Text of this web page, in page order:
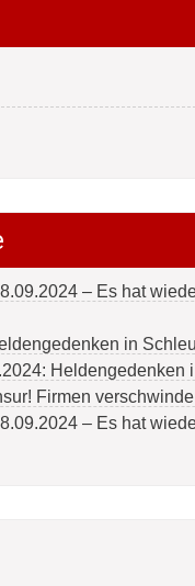
– Es hat
in
Heldengedenken
Firmen
– Es hat